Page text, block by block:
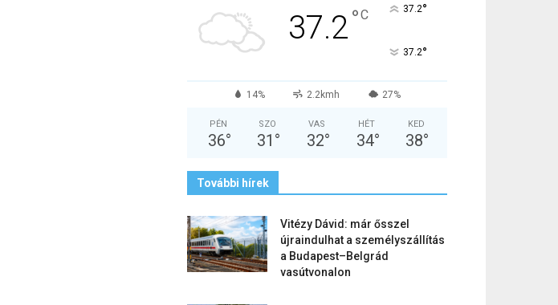
37.2°C 37.2°
37.2°
14% 2.2kmh 27%
PÉN
36°
SZO
31 °
VAS
32°
HÉT
34°
KED
38°
További hírek
Vitézy Dávid: már ősszel
újraindulhat a személyszállítás
a Budapest–Belgrád
vasútvonalon